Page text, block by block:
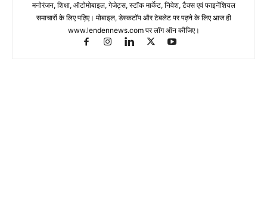
मनोरंजन, शिक्षा, ऑटोमोबाइल, गेजेट्स, स्टॉक मार्केट, निवेश, टैक्स एवं फाइनेंशियल
समाचारों के लिए पढ़िए। मोबाइल, डेस्कटॉप और टेबलेट पर पढ़ने के लिए आज ही
www.lendennews.com पर लॉग ऑन कीजिए।